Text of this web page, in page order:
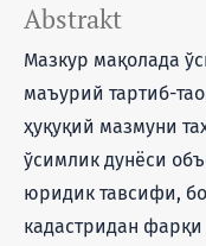
Abstrakt
Мазкур мақолада
маъурий тартиб-
ҳуқуқий мазмуни
ўсимлик дунёси
юридик тавсифи,
кадастридан